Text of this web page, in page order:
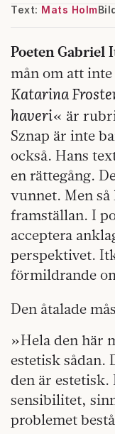
Text: Mats Holm
Poeten Gabriel
mån om att
Katarina
haveri« är
Sznap är inte
också. Hans
en rättegång.
vunnet. Men så
framställan. I
acceptera
perspektivet.
förmildrande
Den åtalade
»Hela den här
estetisk sådan.
den är
sensibilitet,
problemet